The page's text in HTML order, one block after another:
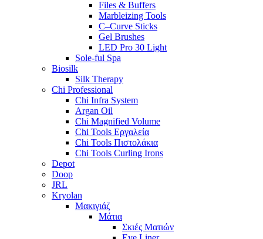
Files & Buffers
Marbleizing Tools
C–Curve Sticks
Gel Brushes
LED Pro 30 Light
Sole-ful Spa
Biosilk
Silk Therapy
Chi Professional
Chi Infra System
Argan Oil
Chi Magnified Volume
Chi Tools Εργαλεία
Chi Tools Πιστολάκια
Chi Tools Curling Irons
Depot
Doop
JRL
Kryolan
Μακιγιάζ
Μάτια
Σκιές Ματιών